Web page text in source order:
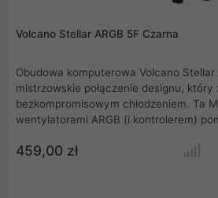
Volcano Stellar ARGB 5F Czarna
Obudowa komputerowa Volcano Stellar
mistrzowskie połączenie designu,
bezkompromisowym chłodzeniem. Ta
wentylatorami ARGB (i kontrolerem)
420mm), wysokie chłodzenia CPU
360mm). Oferuje USB-C, pełen zestaw
459,00 zł